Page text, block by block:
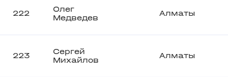
222
Олег
Медведев
Алматы
223
Сергей
Михайлов
Алматы